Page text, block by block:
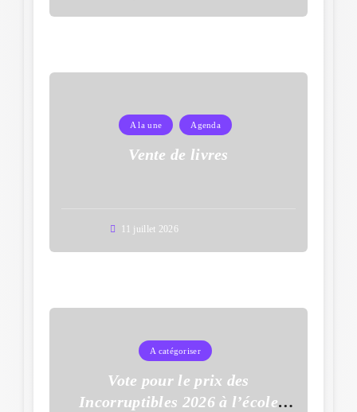
A la une Agenda
Vente de livres
11 juillet 2026
A catégoriser
Vote pour le prix des
Incorruptibles 2026 à l’école